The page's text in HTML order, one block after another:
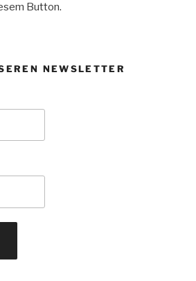
Button.
NEWSLETTER